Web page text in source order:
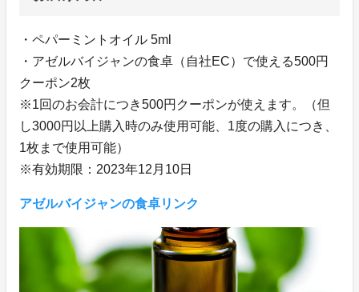
・ペパーミントオイル 5ml
・アゼルバイジャンの食卓（自社EC）で使える500円
クーポン2枚
※1回のお会計につき500円クーポンが使えます。（但
し3000円以上購入時のみ使用可能、1度の購入につき、
1枚まで使用可能）
※有効期限：2023年12月10日
アゼルバイジャンの食卓リンク